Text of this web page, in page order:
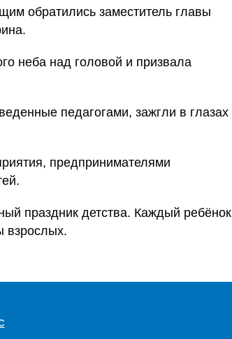
обратились заместитель главы
неба над головой и призвала
педагогами, зажгли в глазах
предпринимателями
праздник детства. Каждый ребёнок
взрослых.